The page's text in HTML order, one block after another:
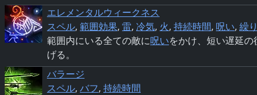
エレメンタルウィークネス
スペル, 範囲効果, 雷, 冷気, 火, 持続時間, 呪い, 繰
範囲内にいる全ての敵に呪いをかけ、短い遅延の
げる。
バラージ
スペル, バフ, 持続時間